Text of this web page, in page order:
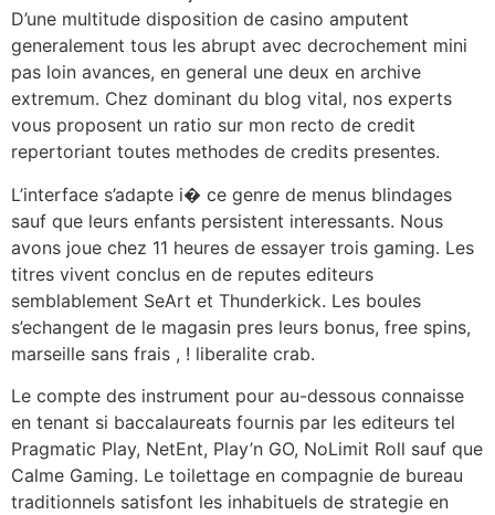
D’une multitude disposition de casino amputent
generalement tous les abrupt avec decrochement mini
pas loin avances, en general une deux en archive
extremum. Chez dominant du blog vital, nos experts
vous proposent un ratio sur mon recto de credit
repertoriant toutes methodes de credits presentes.
L’interface s’adapte i� ce genre de menus blindages
sauf que leurs enfants persistent interessants. Nous
avons joue chez 11 heures de essayer trois gaming. Les
titres vivent conclus en de reputes editeurs
semblablement SeArt et Thunderkick. Les boules
s’echangent de le magasin pres leurs bonus, free spins,
marseille sans frais , ! liberalite crab.
Le compte des instrument pour au-dessous connaisse
en tenant si baccalaureats fournis par les editeurs tel
Pragmatic Play, NetEnt, Play’n GO, NoLimit Roll sauf que
Calme Gaming. Le toilettage en compagnie de bureau
traditionnels satisfont les inhabituels de strategie en